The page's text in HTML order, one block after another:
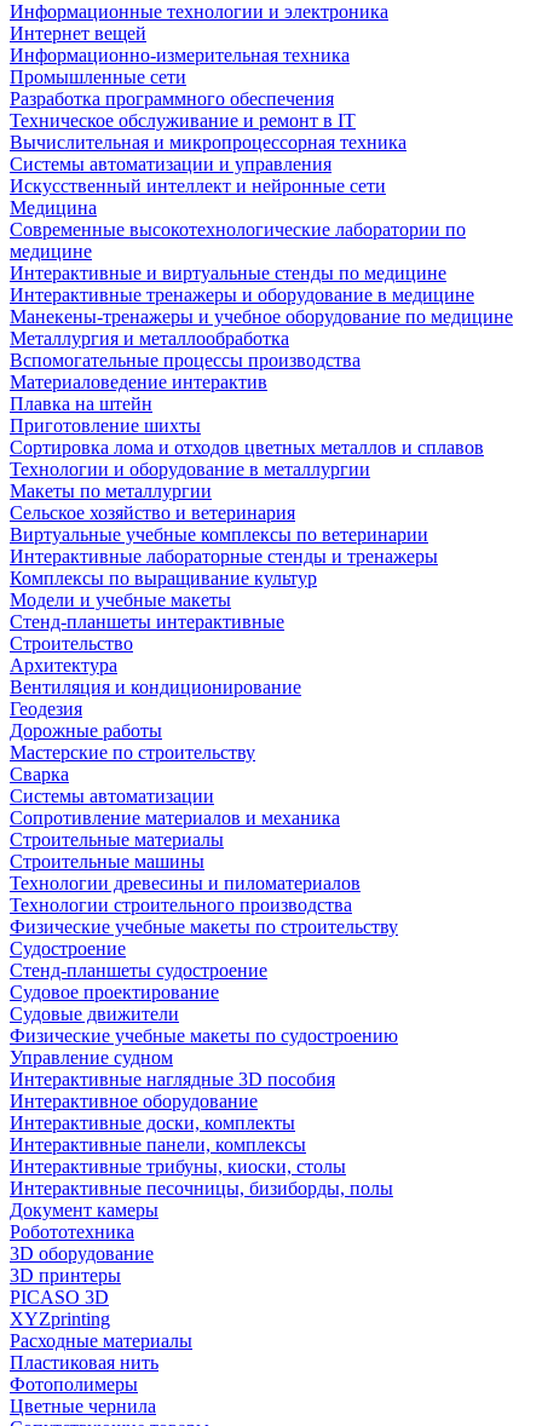
Информационные технологии и электроника
Интернет вещей
Информационно-измерительная техника
Промышленные сети
Разработка программного обеспечения
Техническое обслуживание и ремонт в IT
Вычислительная и микропроцессорная техника
Системы автоматизации и управления
Искусственный интеллект и нейронные сети
Медицина
Современные высокотехнологические лаборатории по
медицине
Интерактивные и виртуальные стенды по медицине
Интерактивные тренажеры и оборудование в медицине
Манекены-тренажеры и учебное оборудование по медицине
Металлургия и металлообработка
Вспомогательные процессы производства
Материаловедение интерактив
Плавка на штейн
Приготовление шихты
Сортировка лома и отходов цветных металлов и сплавов
Технологии и оборудование в металлургии
Макеты по металлургии
Сельское хозяйство и ветеринария
Виртуальные учебные комплексы по ветеринарии
Интерактивные лабораторные стенды и тренажеры
Комплексы по выращивание культур
Модели и учебные макеты
Стенд-планшеты интерактивные
Строительство
Архитектура
Вентиляция и кондиционирование
Геодезия
Дорожные работы
Мастерские по строительству
Сварка
Системы автоматизации
Сопротивление материалов и механика
Строительные материалы
Строительные машины
Технологии древесины и пиломатериалов
Технологии строительного производства
Физические учебные макеты по строительству
Судостроение
Стенд-планшеты судостроение
Судовое проектирование
Судовые движители
Физические учебные макеты по судостроению
Управление судном
Интерактивные наглядные 3D пособия
Интерактивное оборудование
Интерактивные доски, комплекты
Интерактивные панели, комплексы
Интерактивные трибуны, киоски, столы
Интерактивные песочницы, бизиборды, полы
Документ камеры
Робототехника
3D оборудование
3D принтеры
PICASO 3D
XYZprinting
Расходные материалы
Пластиковая нить
Фотополимеры
Цветные чернила